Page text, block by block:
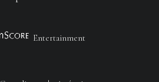
Entertainment